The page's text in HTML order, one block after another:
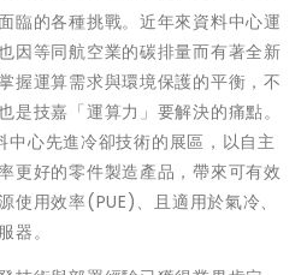
臨的各種挑戰。近年來資料中心運
因等同航空業的碳排量而有著全新
握運算需求與環境保護的平衡，不
是技嘉「運算力」要解決的痛點。
心先進冷卻技術的展區，以自主
更好的零件製造產品，帶來可有效
使用效率(PUE)、且適用於氣冷、
器。